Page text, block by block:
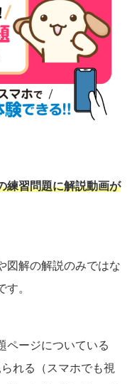
練習問題に解説動画が
図解の解説のみではな
。
ページについている
れる（スマホでも視